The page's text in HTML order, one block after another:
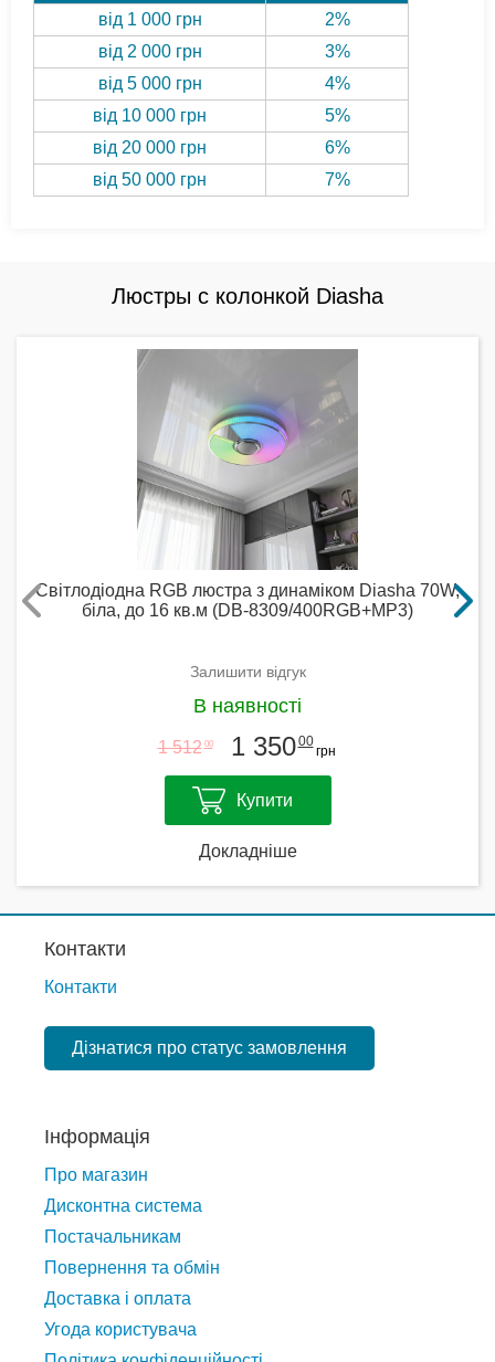
від 1 000 грн
2%
від 2 000 грн
3%
від 5 000 грн
4%
від 10 000 грн
5%
від 20 000 грн
6%
від 50 000 грн
7%
Люстры с колонкой Diasha
Світлодіодна RGB люстра з динаміком Diasha 70W,
біла, до 16 кв.м (DB-8309/400RGB+MP3)
Залишити відгук
В наявності
1 512 00 1 35000
грн
Купити
Докладніше
Контакти
Контакти
Дізнатися про статус замовлення
Інформація
Про магазин
Дисконтна система
Постачальникам
Повернення та обмін
Доставка і оплата
Угода користувача